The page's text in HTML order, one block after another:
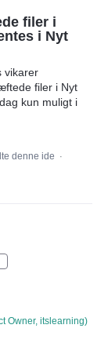
filer i
i Nyt
vikarer
filer i Nyt
kun muligt i
denne ide
·
Owner, itslearning)